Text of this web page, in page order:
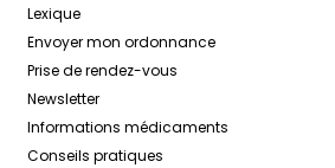
Lexique
Envoyer mon ordonnance
Prise de rendez-vous
Newsletter
Informations médicaments
Conseils pratiques